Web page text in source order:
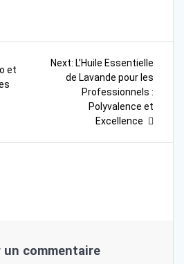
et
Next: Next
post:
L’Huile Essentielle
de Lavande pour les
Professionnels :
Polyvalence et
Excellence
un commentaire